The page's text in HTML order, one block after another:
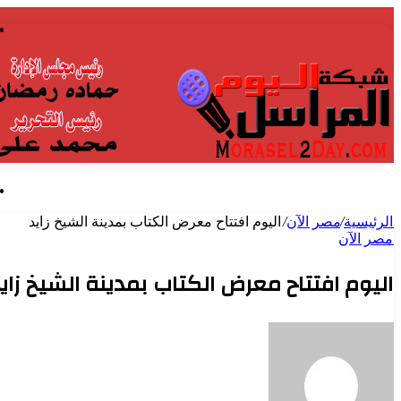
الرئيسية/مصر الآن/ اليوم افتتاح معرض الكتاب بمدينة الشيخ زايد
مصر الآن
اليوم افتتاح معرض الكتاب بمدينة الشيخ